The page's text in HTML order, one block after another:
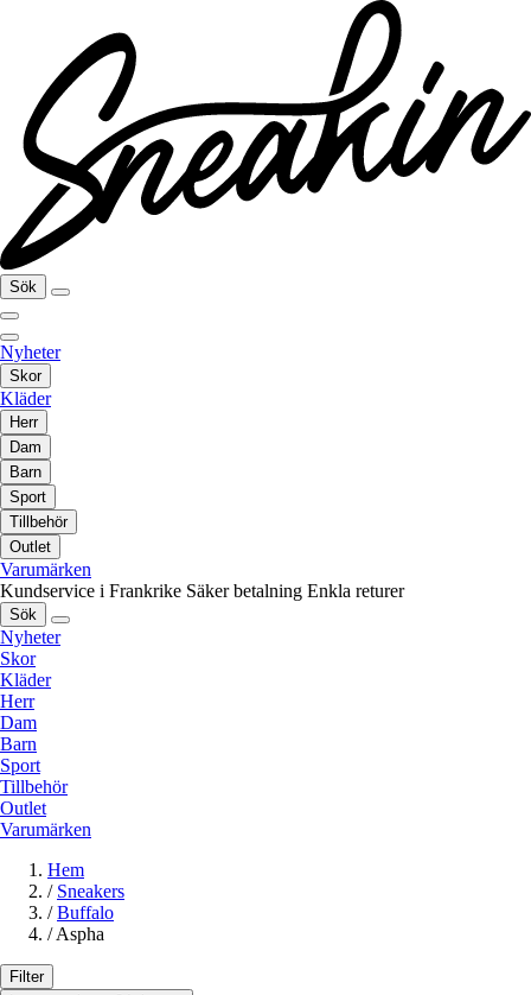
Sök
Nyheter
Skor
Kläder
Herr
Dam
Barn
Sport
Tillbehör
Outlet
Varumärken
Kundservice i Frankrike Säker betalning Enkla returer
Sök
Nyheter
Skor
Kläder
Herr
Dam
Barn
Sport
Tillbehör
Outlet
Varumärken
Hem
/ Sneakers
/ Buffalo
/ Aspha
Filter